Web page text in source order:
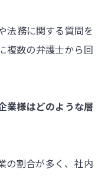
法務に関する質問を
複数の弁護士から回
業様はどのような層
割合が多く、 社内